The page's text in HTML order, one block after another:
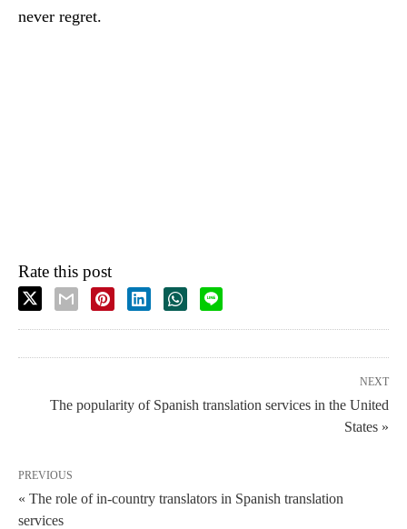
never regret.
Rate this post
NEXT
The popularity of Spanish translation services in the United
States »
PREVIOUS
« The role of in-country translators in Spanish translation
services